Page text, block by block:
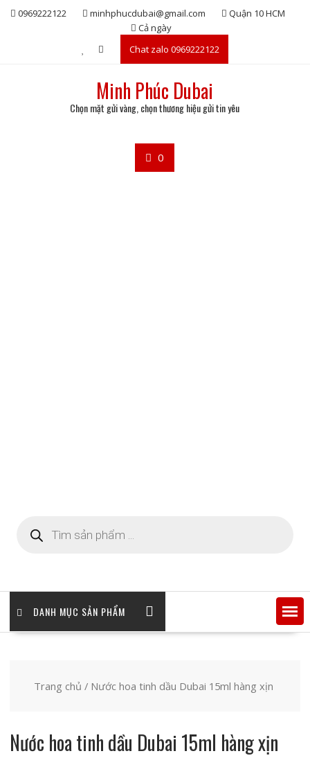
Skip0969222122 minhphucdubai@gmail.com
Quận 10 HCM
Cả ngày
Chat zalo 0969222122
Minh Phúc Dubai
Chọn mặt gửi vàng, chọn thương hiệu gửi tin yêu
0
kiếm
sản
DANH MỤC SẢN PHẨM
Trang chủ / Nước hoa tinh dầu Dubai 15ml hàng xịn
Nước hoa tinh dầu Dubai 15ml hàng xịn